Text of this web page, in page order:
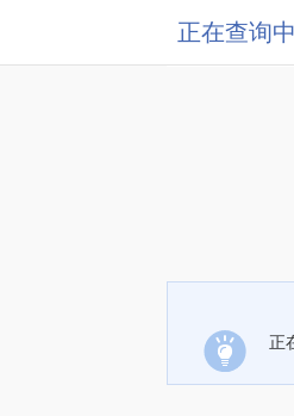
正在查询中
正